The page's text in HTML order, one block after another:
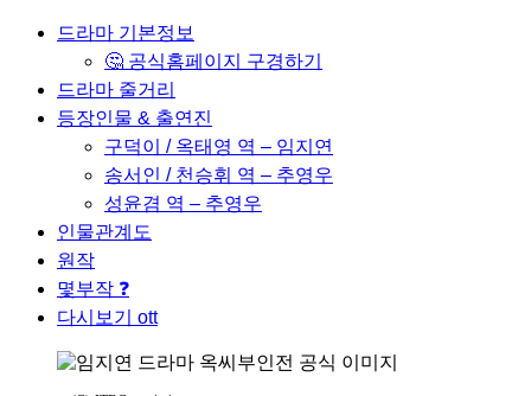
드라마 기본정보
🤔 공식홈페이지 구경하기
드라마 줄거리
등장인물 & 출연진
구덕이 / 옥태영 역 – 임지연
송서인 / 천승휘 역 – 추영우
성윤겸 역 – 추영우
인물관계도
원작
몇부작 ❓
다시보기 ott